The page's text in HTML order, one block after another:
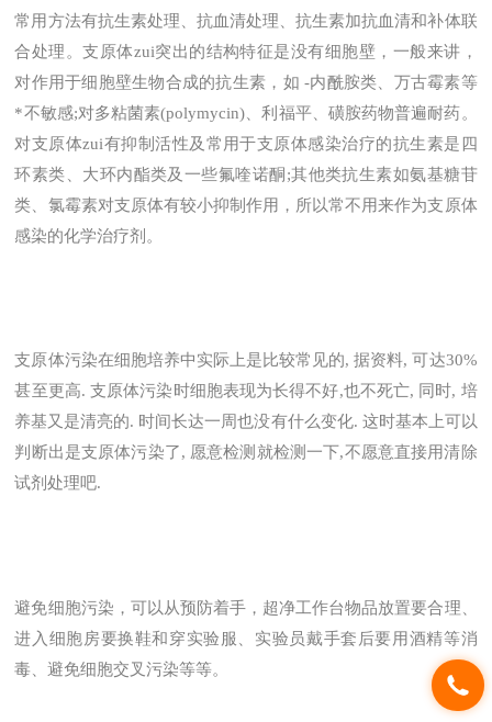
常用方法有抗生素处理、抗血清处理、抗生素加抗血清和补体联
合处理。支原体zui突出的结构特征是没有细胞壁，一般来讲，
对作用于细胞壁生物合成的抗生素，如 -内酰胺类、万古霉素等
*不敏感;对多粘菌素(polymycin)、利福平、磺胺药物普遍耐药。
对支原体zui有抑制活性及常用于支原体感染治疗的抗生素是四
环素类、大环内酯类及一些氟喹诺酮;其他类抗生素如氨基糖苷
类、氯霉素对支原体有较小抑制作用，所以常不用来作为支原体
感染的化学治疗剂。
支原体污染在细胞培养中实际上是比较常见的, 据资料, 可达30%
甚至更高. 支原体污染时细胞表现为长得不好,也不死亡, 同时, 培
养基又是清亮的. 时间长达一周也没有什么变化. 这时基本上可以
判断出是支原体污染了, 愿意检测就检测一下,不愿意直接用清除
试剂处理吧.
避免细胞污染，可以从预防着手，超净工作台物品放置要合理、
进入细胞房要换鞋和穿实验服、实验员戴手套后要用酒精等消
毒、避免细胞交叉污染等等。